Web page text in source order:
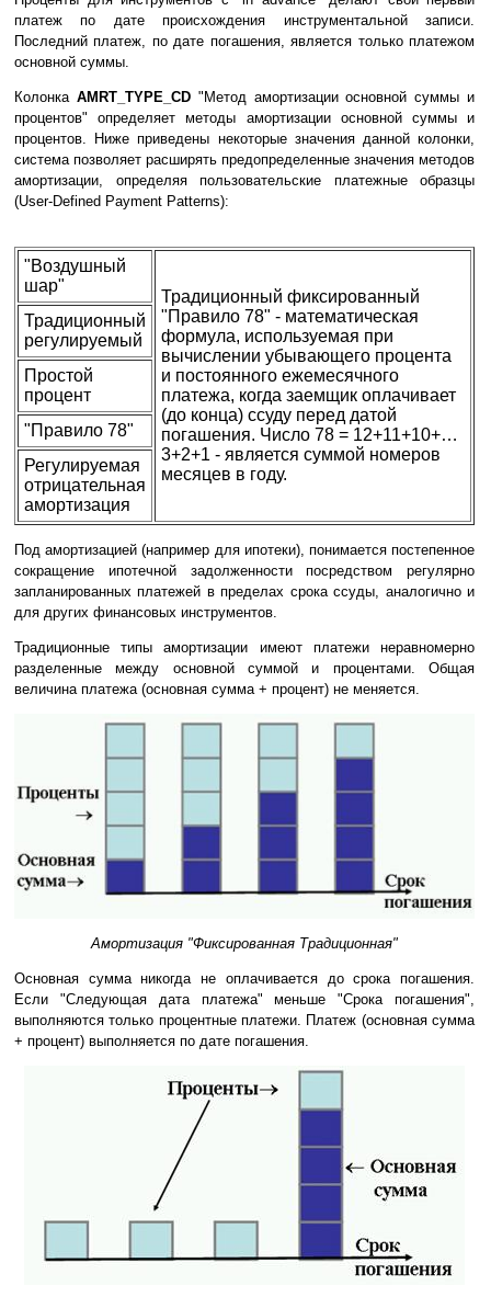
платеж по дате происхождения инструментальной записи.
Последний платеж, по дате погашения, является только платежом
основной суммы.
Колонка AMRT_TYPE_CD"Метод амортизации основной суммы и
процентов" определяет методы амортизации основной суммы и
процентов. Ниже приведены некоторые значения данной колонки,
система позволяет расширять предопределенные значения методов
амортизации, определяя пользовательские платежные образцы
(User-Defined Payment Patterns):
"Воздушный
шар"
Традиционный фиксированный
"Правило 78" - математическая
формула, используемая при
вычислении убывающего процента
и постоянного ежемесячного
платежа, когда заемщик оплачивает
(до конца) ссуду перед датой
погашения. Число 78 = 12+11+10+…
3+2+1 - является суммой номеров
месяцев в году.
Традиционный
регулируемый
Простой
процент
"Правило 78"
Регулируемая
отрицательная
амортизация
Под амортизацией (например для ипотеки), понимается постепенное
сокращение ипотечной задолженности посредством регулярно
запланированных платежей в пределах срока ссуды, аналогично и
для других финансовых инструментов.
Традиционные типы амортизации имеют платежи неравномерно
разделенные между основной суммой и процентами. Общая
величина платежа (основная сумма + процент) не меняется.
Амортизация "Фиксированная Традиционная"
Основная сумма никогда не оплачивается до срока погашения.
Если "Следующая дата платежа" меньше "Срока погашения",
выполняются только процентные платежи. Платеж (основная сумма
+ процент) выполняется по дате погашения.